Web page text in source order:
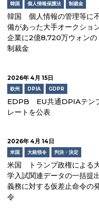
韓国 個人情報保護法 制裁金
韓国 個人情報の管理等に
備があった大手オークショ
企業に2億8,720万ウォンの
制裁金
2026年 4月 15日
欧州 DPIA GDPR
EDPB EU共通DPIAテン
レートを公表
2026年 4月 14日
米国 大統領令 判決・決定
米国 トランプ政権による
学入試関連データの一括提
義務に対する仮差止命令の
令